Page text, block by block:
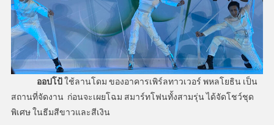
ออปโป้ใช้ลานโดม ของอาคารเพิร์ลทาวเวอร์ พหลโยธิน เป็น
สถานที่จัดงาน ก่อนจะเผยโฉม สมาร์ทโฟนทั้งสามรุ่น ได้จัดโชว์ชุด
พิเศษ ในธีมสีขาวและสีเงิน